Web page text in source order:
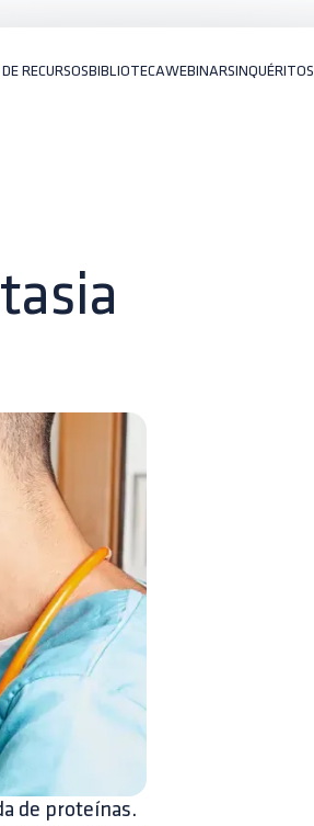
RECURSOSBIBLIOTECAWEBINARSINQUÉRITOS
de proteínas.